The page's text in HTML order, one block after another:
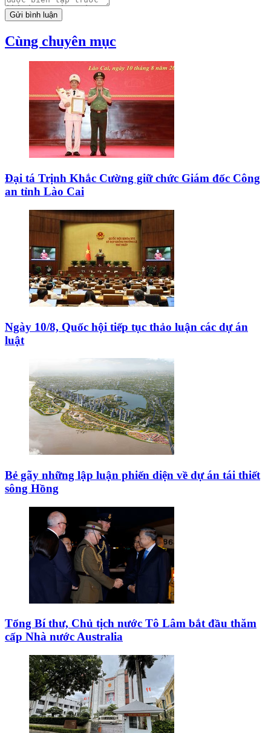
Gửi bình luận
Cùng chuyên mục
Đại tá Trịnh Khắc Cường giữ chức Giám đốc Công
an tỉnh Lào Cai
Ngày 10/8, Quốc hội tiếp tục thảo luận các dự án
luật
Bẻ gãy những lập luận phiến diện về dự án tái thiết
sông Hồng
Tổng Bí thư, Chủ tịch nước Tô Lâm bắt đầu thăm
cấp Nhà nước Australia